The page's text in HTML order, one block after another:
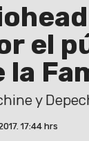
el
la
y
17:44 hrs